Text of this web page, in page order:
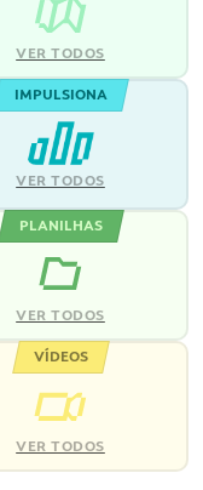
VER TODOS
IMPULSIONA
VER TODOS
PLANILHAS
VER TODOS
VÍDEOS
VER TODOS